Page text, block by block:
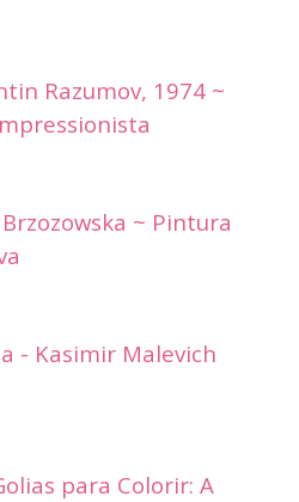
Razumov, 1974 ~
~ Pintura
- Kasimir Malevich
para Colorir: A